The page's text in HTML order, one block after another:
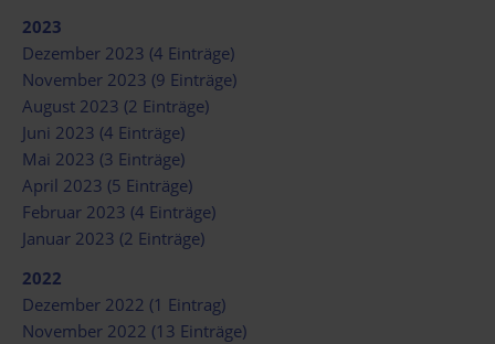
2023
Dezember 2023 (4 Einträge)
November 2023 (9 Einträge)
August 2023 (2 Einträge)
Juni 2023 (4 Einträge)
Mai 2023 (3 Einträge)
April 2023 (5 Einträge)
Februar 2023 (4 Einträge)
Januar 2023 (2 Einträge)
2022
Dezember 2022 (1 Eintrag)
November 2022 (13 Einträge)